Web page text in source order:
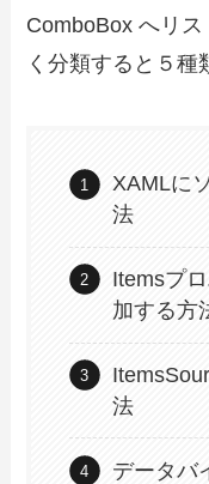
ComboBox へリ
く分類すると５種
XAMLに
法
Itemsプ
加する方
法
データバ